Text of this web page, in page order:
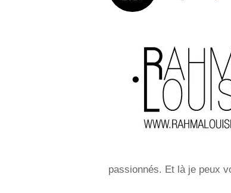
passionnés. Et là je peux